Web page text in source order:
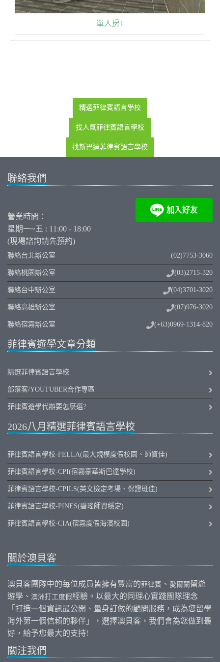
單人房1
精選菲律賓語言學校
找人氣菲律賓語言學校
找斯巴達菲律賓語言學校
聯絡我們
營業時間：
星期一~五 : 11:00 - 18:00
(現場諮詢請先預約)
聯絡台北辦公室 (02)7753-3060
聯絡桃園辦公室 (03)2715-320
聯絡台中辦公室 (04)3701-3020
聯絡高雄辦公室 (07)976-3020
聯絡宿霧辦公室 (+63)0969-1314-820
菲律賓遊學文章分類
精選菲律賓語言學校
部落客/YOUTUBER合作專區
菲律賓遊學代辦要怎麼選?
2026八月精選菲律賓語言學校
菲律賓語言學校-FELLA(最大規模度假校園、師資佳)
菲律賓語言學校-CPI(宿霧豪華斯巴達學校)
菲律賓語言學校-CPILS(英文檢定考場、保證班佳)
菲律賓語言學校-PINES(碧瑤師資穩定)
菲律賓語言學校-CIA(宿霧度假海濱校園)
關於澳貝客
澳貝客團隊中的每位成員皆擁有豐富的菲律賓 、 愛爾蘭留遊
遊學、 澳洲打工度假經驗。以最大的同理心實踐團隊理念
「打造一個資訊最公開、量身訂做的顧問服務，成為您留學
海外第一個信賴的夥伴」，選擇澳貝客，我們會為您做到最
好，給予您最大的支持!
關注我們